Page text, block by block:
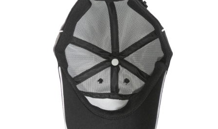
お買い物を続ける カートへ進む